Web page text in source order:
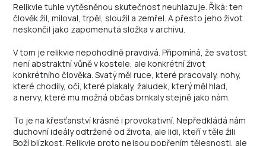
Relikvie tuhle vytěsněnou skutečnost neuhlazuje. Říká: ten
člověk žil, miloval, trpěl, sloužil a zemřel. A přesto jeho život
neskončil jako zapomenutá složka v archivu.
V tom je relikvie nepohodlně pravdivá. Připomíná, že svatost
není abstraktní vůně v kostele, ale konkrétní život
konkrétního člověka. Svatý měl ruce, které pracovaly, nohy,
které chodily, oči, které plakaly, žaludek, který měl hlad,
a nervy, které mu možná občas brnkaly stejně jako nám.
To je na křesťanství krásné i provokativní. Nepředkládá nám
duchovní ideály odtržené od života, ale lidi, kteří v těle žili
Boží blízkost. Relikvie proto nejsou popřením tělesnosti, ale